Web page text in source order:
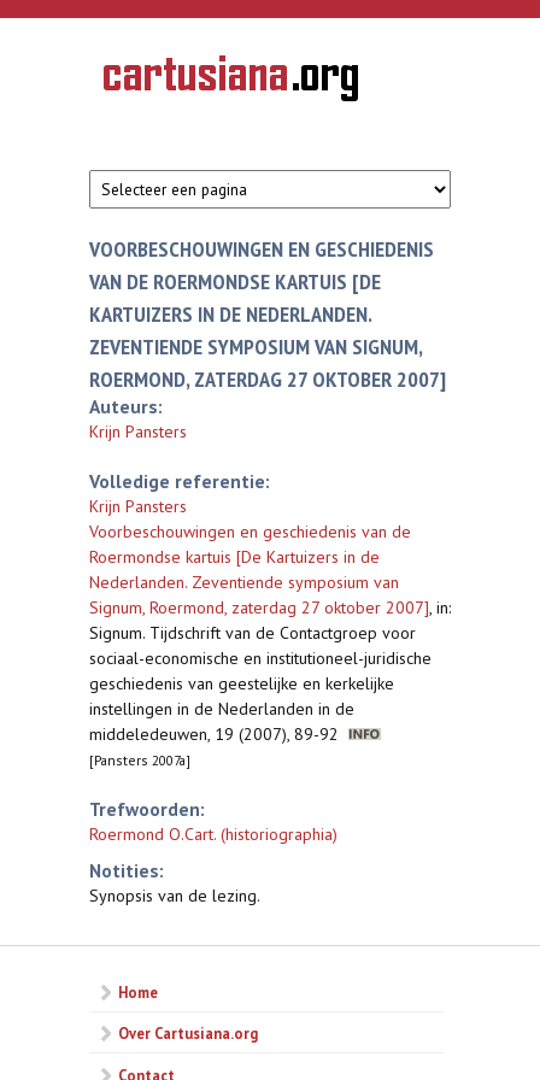
Overslaan en naar de inhoud gaan
CARTUSIANA
Geschiedenis
van de
VOORBESCHOUWINGEN EN GESCHIEDENIS
VAN DE ROERMONDSE KARTUIS [DE
KARTUIZERS IN DE NEDERLANDEN.
ZEVENTIENDE SYMPOSIUM VAN SIGNUM,
ROERMOND, ZATERDAG 27 OKTOBER 2007]
Auteurs:
Krijn Pansters
Volledige referentie:
Krijn Pansters
Voorbeschouwingen en geschiedenis van de
Roermondse kartuis [De Kartuizers in de
Nederlanden. Zeventiende symposium van
Signum, Roermond, zaterdag 27 oktober 2007], in:
Signum. Tijdschrift van de Contactgroep voor
sociaal-economische en institutioneel-juridische
geschiedenis van geestelijke en kerkelijke
instellingen in de Nederlanden in de
middeledeuwen, 19 (2007), 89-92
[Pansters 2007a]
Trefwoorden:
Roermond O.Cart. (historiographia)
Notities:
Synopsis van de lezing.
Home
Over Cartusiana.org
Contact